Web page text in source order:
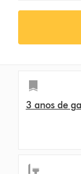
3 anos de